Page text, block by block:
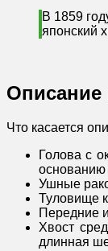
В 1859
японский
Что касается
Голова с
основанию
Ушные
Туловище
Передние
Хвост
длинная